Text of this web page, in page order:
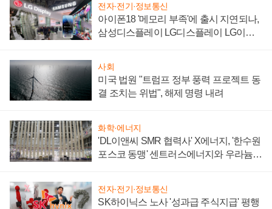
전자·전기·정보통신
아이폰18 '메모리 부족'에 출시 지연되나,
삼성디스플레이 LG디스플레이 LG이노
사회
미국 법원 "트럼프 정부 풍력 프로젝트 동
결 조치는 위법", 해제 명령 내려
화학·에너지
'DL이앤씨 SMR 협력사' X에너지, '한수원
포스코 동맹' 센트러스에너지와 우라늄
전자·전기·정보통신
SK하이닉스 노사 '성과급 주식지급' 평행